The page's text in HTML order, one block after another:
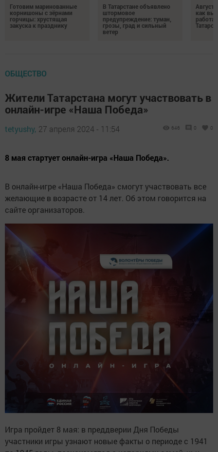
Готовим маринованные
корнишоны с зёрнами
горчицы: хрустящая
закуска к празднику
В Татарстане объявлено
штормовое
предупреждение: туман,
грозы, град и сильный
ветер
как
ОБЩЕСТВО
Жители Татарстана могут участвовать в
онлайн-игре «Наша Победа»
tetyushy, 27 апреля 2024 - 11:54 646 0 0
8 мая стартует онлайн-игра «Наша Победа».
В онлайн-игре «Наша Победа» смогут участвовать все
желающие в возрасте от 14 лет. Об этом говорится на
сайте организаторов.
Игра пройдет 8 мая: в преддверии Дня Победы
участники игры узнают новые факты о периоде с 1941